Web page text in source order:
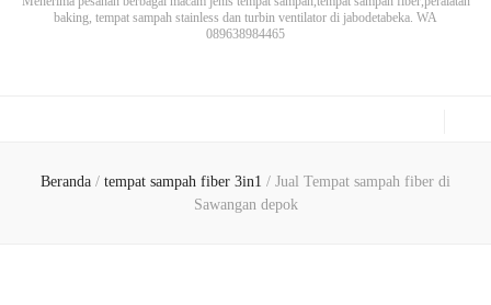
baking, tempat sampah stainless dan turbin ventilator di jabodetabeka. WA
089638984465
Beranda / tempat sampah fiber 3in1 / Jual Tempat sampah fiber di
Sawangan depok